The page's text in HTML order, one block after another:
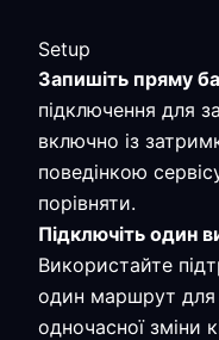
Setup
Запишіть пряму
підключення для
включно із
поведінкою
порівняти.
Підключіть один
Використайте
один маршрут для
одночасної зміни